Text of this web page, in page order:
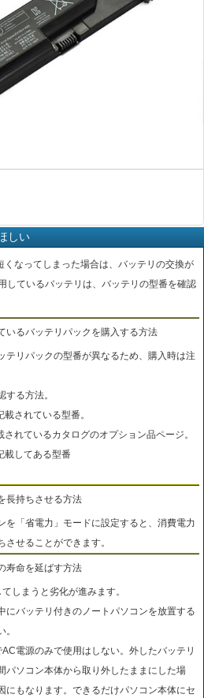
しい
なってしまった場合は、バッテリの交換が
しているバッテリは、バッテリの型番を確認
いるバッテリパックを購入する方法
テリパックの型番が異なるため、購入時は注
る方法。
されている型番。
れているカタログのオプション品ページ。
載してある型番
長持ちさせる方法
を「省電力」モードに設定すると、消費電力
せることができます。
寿命を延ばす方法
しまうと劣化が進みます。
にバッテリ付きのノートパソコンを放置する
電源のみで使用はしない。外したバッテリ
パソコン本体から取り外したままにした場
にもなります。できるだけパソコン本体にセ